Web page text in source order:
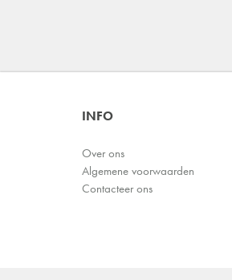
INFO
Over ons
Algemene voorwaarden
Contacteer ons